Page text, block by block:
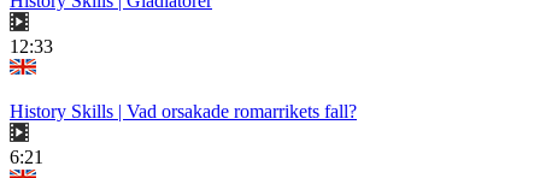
12:33
History Skills | Vad orsakade romarrikets fall?
6:21